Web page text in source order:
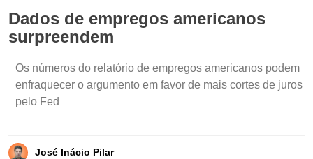
Dados de empregos americanos
surpreendem
Os números do relatório de empregos americanos podem
enfraquecer o argumento em favor de mais cortes de juros
pelo Fed
José Inácio Pilar